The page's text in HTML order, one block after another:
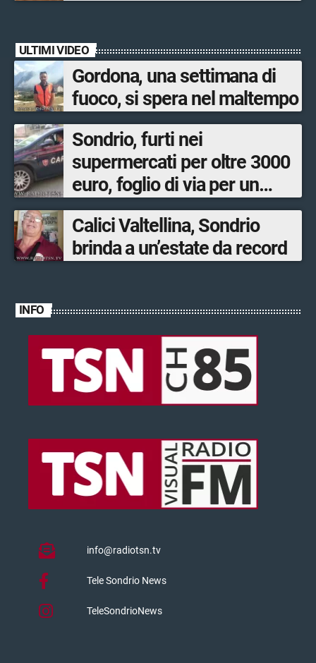
ULTIMI VIDEO
Gordona, una settimana di
fuoco, si spera nel maltempo
Sondrio, furti nei
supermercati per oltre 3000
euro, foglio di via per un
ventinovenne
Calici Valtellina, Sondrio
brinda a un’estate da record
INFO
info@radiotsn.tv
Tele Sondrio News
TeleSondrioNews